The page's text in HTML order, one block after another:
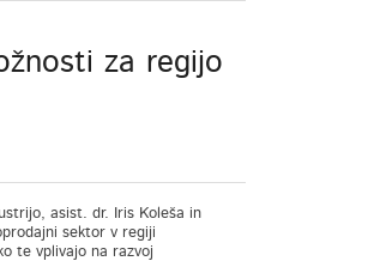
za regijo
asist. dr. Iris Koleša in
sektor v regiji
te vplivajo na razvoj